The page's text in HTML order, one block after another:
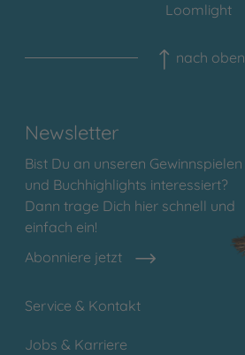
Loomlight
nach oben
Newsletter
Bist Du an unseren Gewinnspielen
und Buchhighlights interessiert?
Dann trage Dich hier schnell und
einfach ein!
Abonniere jetzt
Service & Kontakt
Jobs & Karriere